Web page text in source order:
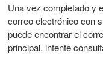
Una vez completado y
correo electrónico con
puede encontrar el
principal, intente